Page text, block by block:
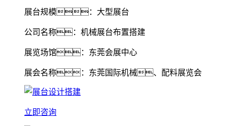
展台规模：大型展台
公司名称：机械展台布置搭建
展览场馆：东莞会展中心
展会名称：东莞国际机械、配料展览会
立即咨询